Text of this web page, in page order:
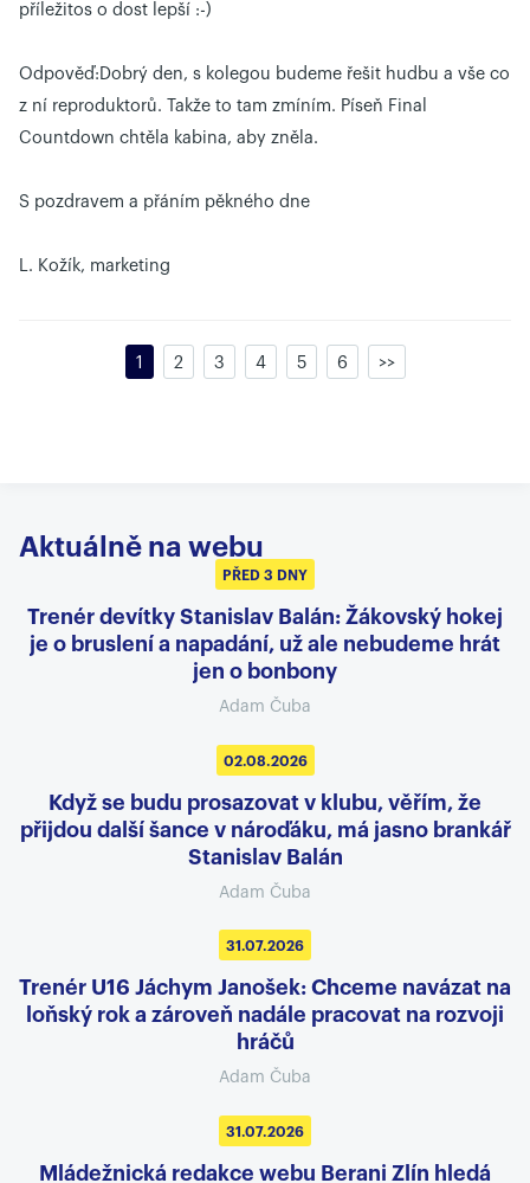
příležitos o dost lepší :-)
Odpověď: Dobrý den, s kolegou budeme řešit hudbu a vše co
z ní reproduktorů. Takže to tam zmíním. Píseň Final
Countdown chtěla kabina, aby zněla.
S pozdravem a přáním pěkného dne
L. Kožík, marketing
1 2 3 4 5 6 >>
Aktuálně na webu
PŘED 3 DNY
Trenér devítky Stanislav Balán: Žákovský hokej
je o bruslení a napadání, už ale nebudeme hrát
jen o bonbony
Adam Čuba
02.08.2026
Když se budu prosazovat v klubu, věřím, že
přijdou další šance v nároďáku, má jasno brankář
Stanislav Balán
Adam Čuba
31.07.2026
Trenér U16 Jáchym Janošek: Chceme navázat na
loňský rok a zároveň nadále pracovat na rozvoji
hráčů
Adam Čuba
31.07.2026
Mládežnická redakce webu Berani Zlín hledá